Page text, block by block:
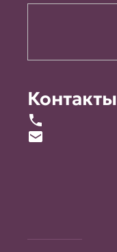
Контакты